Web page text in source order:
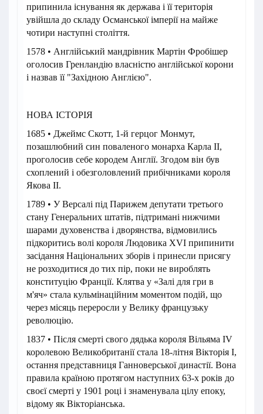
припинила існування як держава і її територія
увійшла до складу Османської імперії на майже
чотири наступні століття.
1578 • Англійський мандрівник Мартін Фробішер
оголосив Гренландію власністю англійської корони
і назвав її "Західною Англією".
НОВА ІСТОРІЯ
1685 • Джеймс Скотт, 1-й герцог Монмут,
позашлюбний син поваленого монарха Карла ІІ,
проголосив себе кородем Англії. Згодом він був
схоплений і обезголовлений прибічниками короля
Якова ІІ.
1789 • У Версалі під Парижем депутати третього
стану Генеральних штатів, підтримані нижчими
шарами духовенства і дворянства, відмовились
підкоритись волі короля Людовика XVI припинити
засідання Національних зборів і принесли присягу
не розходитися до тих пір, поки не вироблять
конституцію Франції. Клятва у «Залі для гри в
м'яч» стала кульмінаційним моментом подій, що
через місяць переросли у Велику французьку
революцію.
1837 • Після смерті свого дядька короля Вільяма IV
королевою Великобританії стала 18-літня Вікторія I,
остання представниця Ганноверської династії. Вона
правила країною протягом наступних 63-х років до
своєї смерті у 1901 році і знаменувала цілу епоку,
відому як Вікторіанська.